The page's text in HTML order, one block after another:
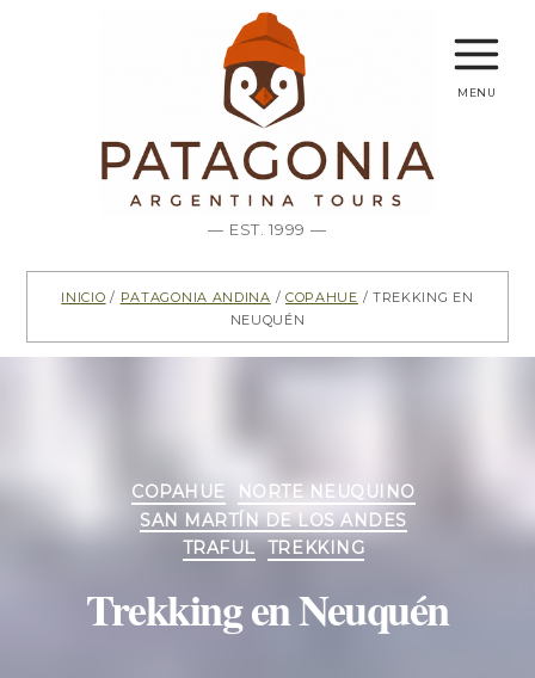
— EST. 1999 —
menu
Inicio / Patagonia Andina / Copahue / Trekking en
Neuquén
Categorías
COPAHUE
NORTE NEUQUINO
SAN MARTÍN DE LOS ANDES
TRAFUL
TREKKING
Trekking en Neuquén